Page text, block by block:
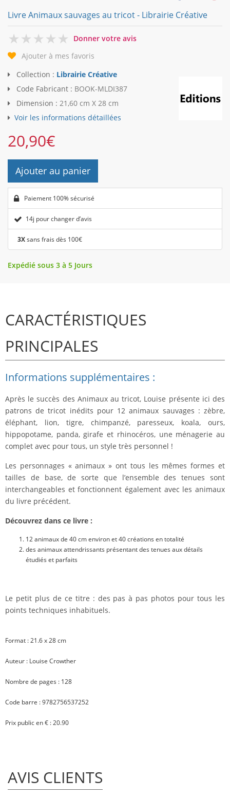
Livre Animaux sauvages au tricot - Librairie Créative
0
Donner votre avis
Ajouter à mes favoris
Collection : Librairie Créative
Code Fabricant : BOOK-MLDI387
Dimension : 21,60 cm X 28 cm
Voir les informations détaillées
20,90€
Ajouter au panier
Paiement 100% sécurisé
14j pour changer d’avis
3Xsans frais dès 100€
Expédié sous 3 à 5 Jours
CARACTÉRISTIQUES
PRINCIPALES
Informations supplémentaires :
Après le succès des Animaux au tricot, Louise présente ici des
patrons de tricot inédits pour 12 animaux sauvages : zèbre,
éléphant, lion, tigre, chimpanzé, paresseux, koala, ours,
hippopotame, panda, girafe et rhinocéros, une ménagerie au
complet avec pour tous, un style très personnel !
Les personnages « animaux » ont tous les mêmes formes et
tailles de base, de sorte que l’ensemble des tenues sont
interchangeables et fonctionnent également avec les animaux
du livre précédent.
Découvrez dans ce livre :
12 animaux de 40 cm environ et 40 créations en totalité
des animaux attendrissants présentant des tenues aux détails
étudiés et parfaits
Le petit plus de ce titre : des pas à pas photos pour tous les
points techniques inhabituels.
Format : 21.6 x 28 cm
Auteur : Louise Crowther
Nombre de pages : 128
Code barre : 9782756537252
Prix public en € : 20.90
AVIS CLIENTS